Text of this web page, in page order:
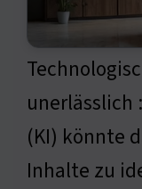
unerlässlich
(KI) könnte
Inhalte zu